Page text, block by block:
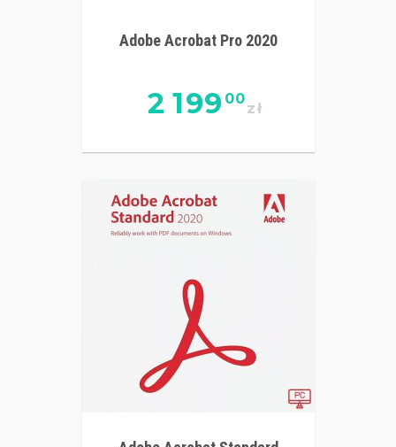
Adobe Acrobat Pro 2020
2 199 00
zł